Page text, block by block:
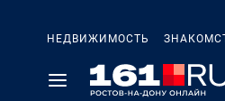
НЕДВИЖИМОСТЬ